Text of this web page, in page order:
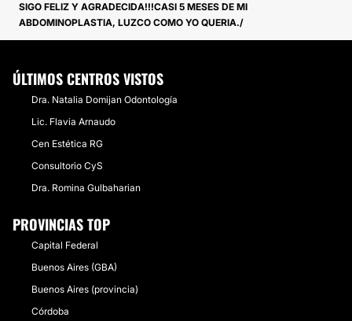
SIGO FELIZ Y AGRADECIDA!!!CASI 5 MESES DE MI
ABDOMINOPLASTIA, LUZCO COMO YO QUERIA.
ÚLTIMOS CENTROS VISTOS
Dra. Natalia Domijan Odontología
Lic. Flavia Arnaudo
Cen Estética RG
Consultorio CyS
Dra. Romina Gulbaharian
PROVINCIAS TOP
Capital Federal
Buenos Aires (GBA)
Buenos Aires (provincia)
Córdoba